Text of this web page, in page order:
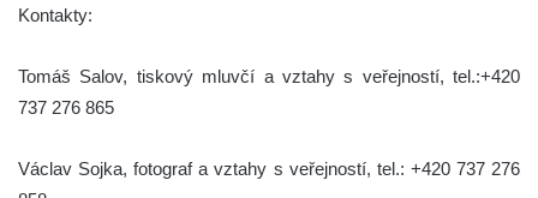
Kontakty:
Tomáš Salov, tiskový mluvčí a vztahy s veřejností, tel.:+420
737 276 865
Václav Sojka, fotograf a vztahy s veřejností, tel.: +420 737 276